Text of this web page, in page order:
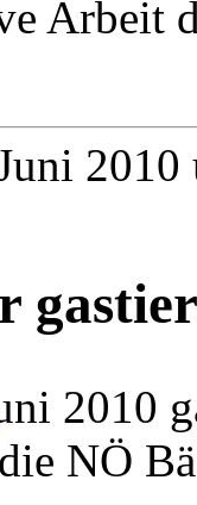
Arbeit
2010
NÖ